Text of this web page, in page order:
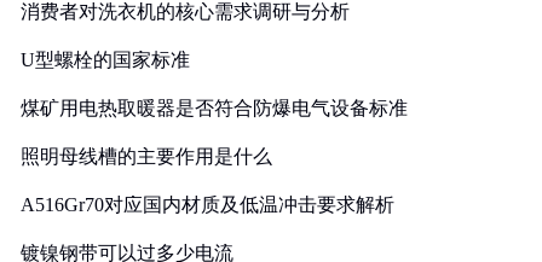
消费者对洗衣机的核心需求调研与分析
U型螺栓的国家标准
煤矿用电热取暖器是否符合防爆电气设备标准
照明母线槽的主要作用是什么
A516Gr70对应国内材质及低温冲击要求解析
镀镍钢带可以过多少电流